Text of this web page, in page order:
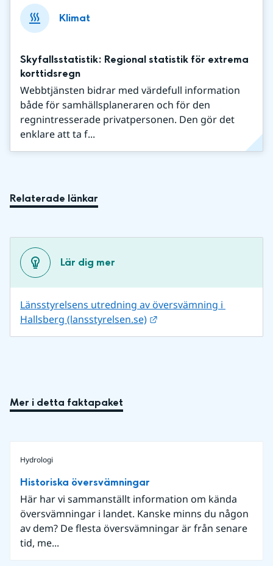
Klimat
Skyfallsstatistik: Regional statistik för extrema
korttidsregn
Webbtjänsten bidrar med värdefull information
både för samhällsplaneraren och för den
regnintresserade privatpersonen. Den gör det
enklare att ta f...
Relaterade länkar
Lär dig mer
Länsstyrelsens utredning av översvämning i
Hallsberg (lansstyrelsen.se)
Mer i detta faktapaket
Hydrologi
Historiska översvämningar
Här har vi sammanställt information om kända
översvämningar i landet. Kanske minns du någon
av dem? De flesta översvämningar är från senare
tid, me...